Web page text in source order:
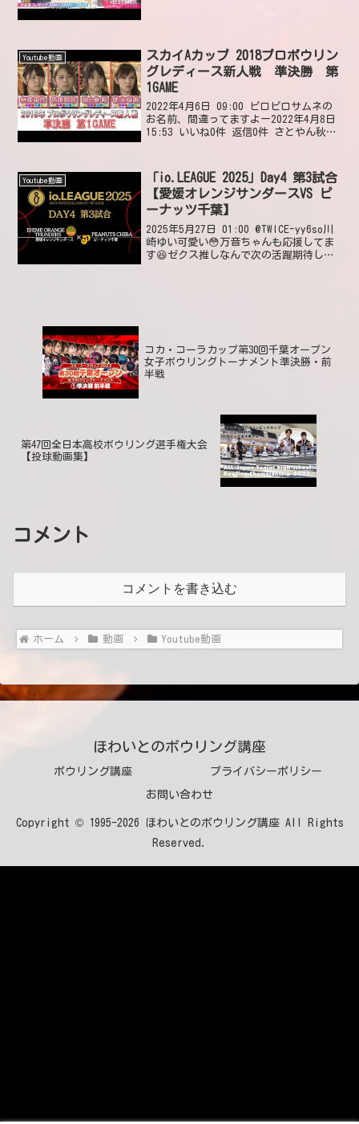
Youtube動画
スカイAカップ 2018プロボウリン
グレディース新人戦 準決勝 第
1GAME
2022年4月6日 09:00 ピロピロサムネの
お名前、間違ってますよー2022年4月8日
15:53 いいね0件 返信0件 さとやん秋山
Youtube動画
「io.LEAGUE 2025」Day4 第3試合
【愛媛オレンジサンダースVS ピ
ーナッツ千葉】
2025年5月27日 01:00 @TWICE-yy6so川
崎ゆい可愛い😳万音ちゃんも応援してま
す😆ゼクス推しなんで次の活躍期待して
コカ・コーラカップ第30回千葉オープン
女子ボウリングトーナメント準決勝・前
半戦
第47回全日本高校ボウリング選手権大会
【投球動画集】
コメント
コメントを書き込む
ホーム 動画 Youtube動画
ほわいとのボウリング講座
ボウリング講座 プライバシーポリシー
お問い合わせ
Copyright © 1995-2026 ほわいとのボウリング講座 All Rights
Reserved.